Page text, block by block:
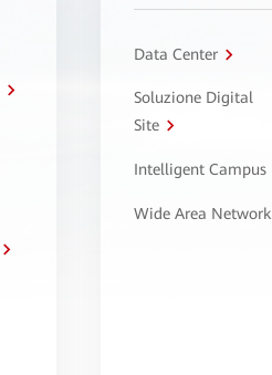
Data Center
Soluzione Digital
Site
Intelligent Campus
Wide Area Network